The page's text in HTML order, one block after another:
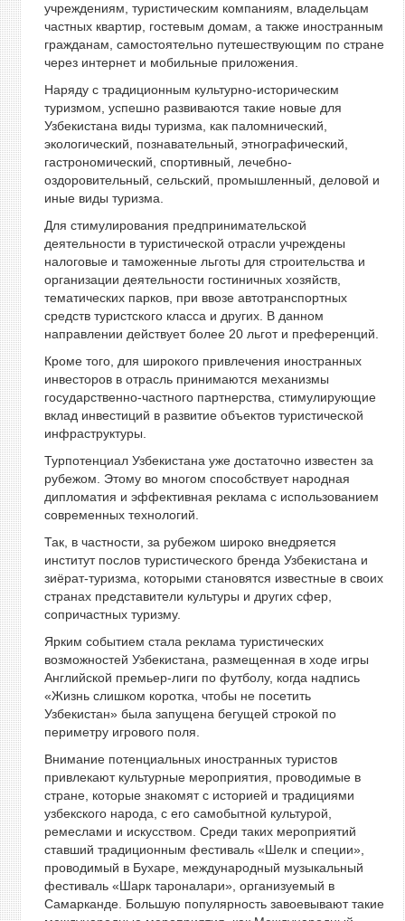
учреждениям, туристическим компаниям, владельцам
частных квартир, гостевым домам, а также иностранным
гражданам, самостоятельно путешествующим по стране
через интернет и мобильные приложения.
Наряду с традиционным культурно-историческим
туризмом, успешно развиваются такие новые для
Узбекистана виды туризма, как паломнический,
экологический, познавательный, этнографический,
гастрономический, спортивный, лечебно-
оздоровительный, сельский, промышленный, деловой и
иные виды туризма.
Для стимулирования предпринимательской
деятельности в туристической отрасли учреждены
налоговые и таможенные льготы для строительства и
организации деятельности гостиничных хозяйств,
тематических парков, при ввозе автотранспортных
средств туристского класса и других. В данном
направлении действует более 20 льгот и преференций.
Кроме того, для широкого привлечения иностранных
инвесторов в отрасль принимаются механизмы
государственно-частного партнерства, стимулирующие
вклад инвестиций в развитие объектов туристической
инфраструктуры.
Турпотенциал Узбекистана уже достаточно известен за
рубежом. Этому во многом способствует народная
дипломатия и эффективная реклама с использованием
современных технологий.
Так, в частности, за рубежом широко внедряется
институт послов туристического бренда Узбекистана и
зиёрат-туризма, которыми становятся известные в своих
странах представители культуры и других сфер,
сопричастных туризму.
Ярким событием стала реклама туристических
возможностей Узбекистана, размещенная в ходе игры
Английской премьер-лиги по футболу, когда надпись
«Жизнь слишком коротка, чтобы не посетить
Узбекистан» была запущена бегущей строкой по
периметру игрового поля.
Внимание потенциальных иностранных туристов
привлекают культурные мероприятия, проводимые в
стране, которые знакомят с историей и традициями
узбекского народа, с его самобытной культурой,
ремеслами и искусством. Среди таких мероприятий
ставший традиционным фестиваль «Шелк и специи»,
проводимый в Бухаре, международный музыкальный
фестиваль «Шарк тароналари», организуемый в
Самарканде. Большую популярность завоевывают такие